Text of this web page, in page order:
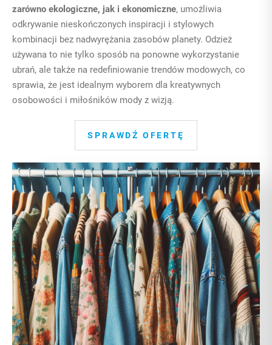
zarówno ekologiczne, jak i ekonomiczne, umożliwia
odkrywanie nieskończonych inspiracji i stylowych
kombinacji bez nadwyrężania zasobów planety. Odzież
używana to nie tylko sposób na ponowne wykorzystanie
ubrań, ale także na redefiniowanie trendów modowych, co
sprawia, że jest idealnym wyborem dla kreatywnych
osobowości i miłośników mody z wizją.
SPRAWDŹ OFERTĘ